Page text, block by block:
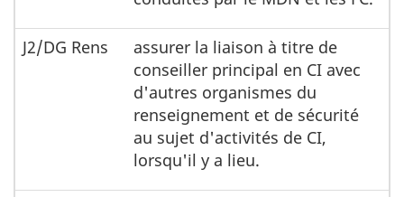
J2/DG Rens
assurer la liaison à titre de
conseiller principal en CI avec
d'autres organismes du
renseignement et de sécurité
au sujet d'activités de CI,
lorsqu'il y a lieu.